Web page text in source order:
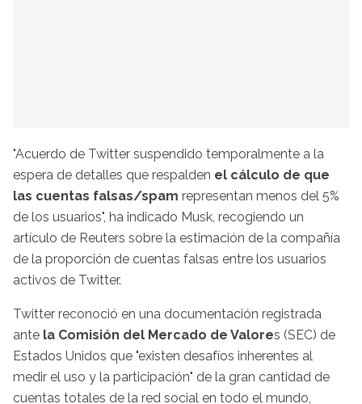
"Acuerdo de Twitter suspendido temporalmente a la
espera de detalles que respalden el cálculo de que
las cuentas falsas/spam representan menos del 5%
de los usuarios", ha indicado Musk, recogiendo un
artículo de Reuters sobre la estimación de la compañía
de la proporción de cuentas falsas entre los usuarios
activos de Twitter.
Twitter reconoció en una documentación registrada
ante la Comisión del Mercado de Valores (SEC) de
Estados Unidos que "existen desafíos inherentes al
medir el uso y la participación" de la gran cantidad de
cuentas totales de la red social en todo el mundo,